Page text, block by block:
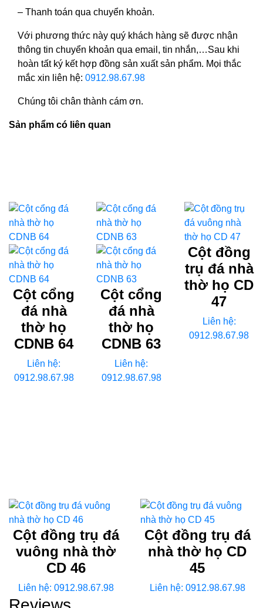
– Thanh toán qua chuyển khoản.
Với phương thức này quý khách hàng sẽ được nhận
thông tin chuyển khoản qua email, tin nhắn,…Sau khi
hoàn tất ký kết hợp đồng sản xuất sản phẩm. Mọi thắc
mắc xin liên hệ: 0912.98.67.98
Chúng tôi chân thành cám ơn.
Sản phẩm có liên quan
Cột cổng
đá nhà
thờ họ
CDNB 64
Liên hệ:
0912.98.67.98
Cột cổng
đá nhà
thờ họ
CDNB 63
Liên hệ:
0912.98.67.98
Cột đồng
trụ đá nhà
thờ họ CD
47
Liên hệ:
0912.98.67.98
Cột đồng trụ đá
vuông nhà thờ
CD 46
Liên hệ: 0912.98.67.98
Cột đồng trụ đá
nhà thờ họ CD
45
Liên hệ: 0912.98.67.98